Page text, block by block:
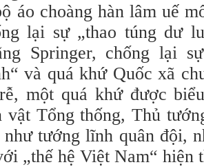
áo choàng hàn lâm uế
lại sự „thao túng dư
Springer, chống lại
và quá khứ Quốc xã
một quá khứ được
vật Tổng thống, Thủ
như tướng lĩnh quân đội,
„thế hệ Việt Nam“ hiện